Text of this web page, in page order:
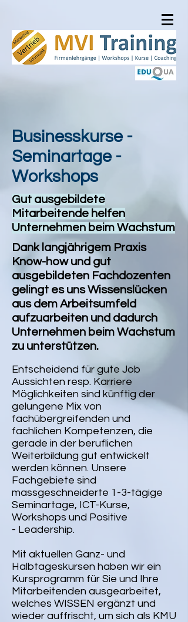
Businesskurse -
Seminartage -
Workshops
Gut ausgebildete
Mitarbeitende helfen
Unternehmen beim Wachstum
Dank langjährigem Praxis
Know-how und gut
ausgebildeten Fachdozenten
gelingt es uns Wissenslücken
aus dem Arbeitsumfeld
aufzuarbeiten und dadurch
Unternehmen beim Wachstum
zu unterstützen.
Entscheidend für gute Job
Aussichten resp. Karriere
Möglichkeiten sind künftig der
gelungene Mix von
fachübergreifenden und
fachlichen Kompetenzen, die
gerade in der beruflichen
Weiterbildung gut entwickelt
werden können. Unsere
Fachgebiete sind
massgeschneiderte 1-3-tägige
Seminartage, ICT-Kurse,
Workshops und Positive
- Leadership.
Mit aktuellen Ganz- und
Halbtageskursen haben wir ein
Kursprogramm für Sie und Ihre
Mitarbeitenden ausgearbeitet,
welches WISSEN ergänzt und
wieder auffrischt, um sich als KMU